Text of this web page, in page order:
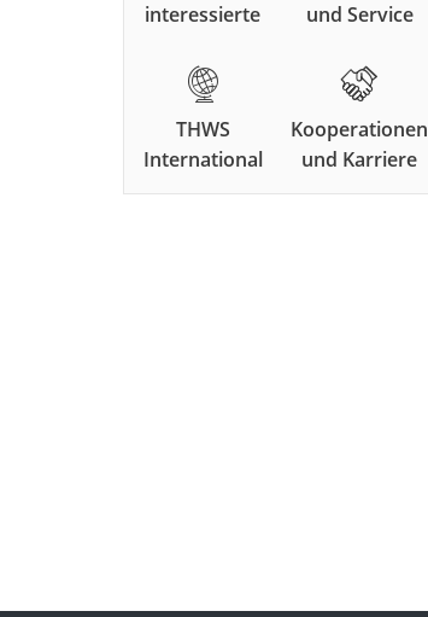
interessierte
und Service
THWS
International
Kooperationen
und Karriere